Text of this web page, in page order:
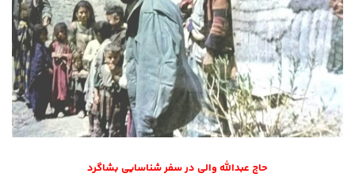
حاج عبدالله والی در سفر شناسایی بشاگرد